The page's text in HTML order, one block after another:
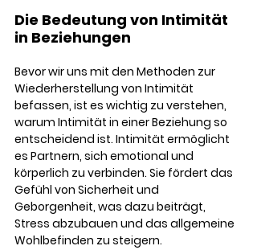
Die Bedeutung von Intimität
in Beziehungen
Bevor wir uns mit den Methoden zur
Wiederherstellung von Intimität
befassen, ist es wichtig zu verstehen,
warum Intimität in einer Beziehung so
entscheidend ist. Intimität ermöglicht
es Partnern, sich emotional und
körperlich zu verbinden. Sie fördert das
Gefühl von Sicherheit und
Geborgenheit, was dazu beiträgt,
Stress abzubauen und das allgemeine
Wohlbefinden zu steigern.